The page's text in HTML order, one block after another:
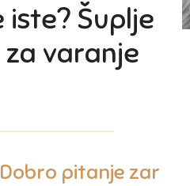
iste? Šuplje
varanje
pitanje zar